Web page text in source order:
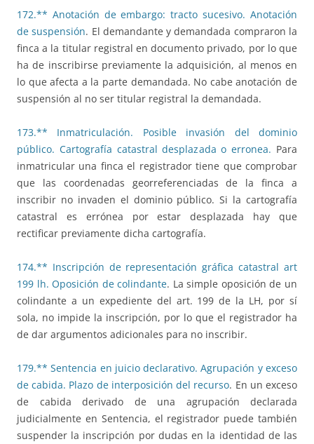
172.** Anotación de embargo: tracto sucesivo. Anotación
de suspensión. El demandante y demandada compraron la
finca a la titular registral en documento privado, por lo que
ha de inscribirse previamente la adquisición, al menos en
lo que afecta a la parte demandada. No cabe anotación de
suspensión al no ser titular registral la demandada.
173.** Inmatriculación. Posible invasión del dominio
público. Cartografía catastral desplazada o erronea. Para
inmatricular una finca el registrador tiene que comprobar
que las coordenadas georreferenciadas de la finca a
inscribir no invaden el dominio público. Si la cartografía
catastral es errónea por estar desplazada hay que
rectificar previamente dicha cartografía.
174.** Inscripción de representación gráfica catastral art
199 lh. Oposición de colindante. La simple oposición de un
colindante a un expediente del art. 199 de la LH, por sí
sola, no impide la inscripción, por lo que el registrador ha
de dar argumentos adicionales para no inscribir.
179.** Sentencia en juicio declarativo. Agrupación y exceso
de cabida. Plazo de interposición del recurso. En un exceso
de cabida derivado de una agrupación declarada
judicialmente en Sentencia, el registrador puede también
suspender la inscripción por dudas en la identidad de las